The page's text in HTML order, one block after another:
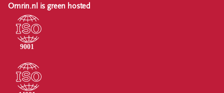
Omrin.nl is green hosted